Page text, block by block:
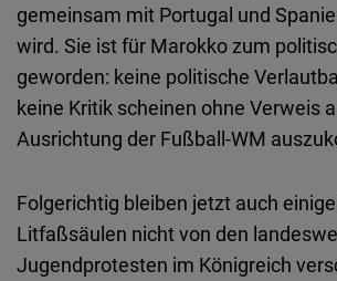
gemeinsam mit Portugal und
wird. Sie ist für Marokko zum
geworden: keine politische
keine Kritik scheinen ohne Verweis
Ausrichtung der Fußball-WM
Folgerichtig bleiben jetzt auch
Litfaßsäulen nicht von den
Jugendprotesten im Königreich
D.Vinci
Embed
Typeform
Embed